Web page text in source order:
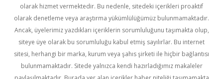
olarak hizmet vermektedir. Bu nedenle, sitedeki içerikleri proaktif
olarak denetleme veya araştırma yükümlülüğümüz bulunmamaktadır.
Ancak, üyelerimiz yazdıkları içeriklerin sorumluluğunu taşımakta olup,
siteye üye olarak bu sorumluluğu kabul etmiş sayılırlar. Bu internet
sitesi, herhangi bir marka, kurum veya şahıs şirketi ile hiçbir bağlantısı
bulunmamaktadır. Sitede yalnızca kendi hazırladığımız makaleler